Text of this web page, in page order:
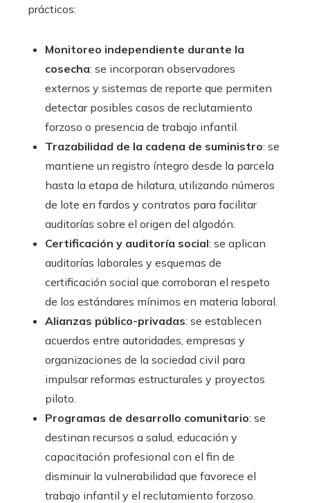
prácticos:
Monitoreo independiente durante la
cosecha: se incorporan observadores
externos y sistemas de reporte que permiten
detectar posibles casos de reclutamiento
forzoso o presencia de trabajo infantil.
Trazabilidad de la cadena de suministro: se
mantiene un registro íntegro desde la parcela
hasta la etapa de hilatura, utilizando números
de lote en fardos y contratos para facilitar
auditorías sobre el origen del algodón.
Certificación y auditoría social: se aplican
auditorías laborales y esquemas de
certificación social que corroboran el respeto
de los estándares mínimos en materia laboral.
Alianzas público-privadas: se establecen
acuerdos entre autoridades, empresas y
organizaciones de la sociedad civil para
impulsar reformas estructurales y proyectos
piloto.
Programas de desarrollo comunitario: se
destinan recursos a salud, educación y
capacitación profesional con el fin de
disminuir la vulnerabilidad que favorece el
trabajo infantil y el reclutamiento forzoso.